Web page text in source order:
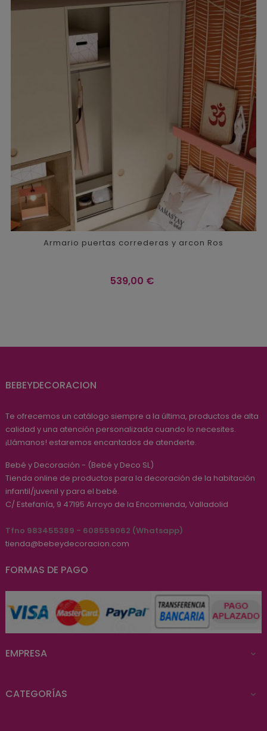
Armario puertas correderas y arcon Ros
Precio
539,00 €
BEBEYDECORACION
Te ofrecemos un catálogo siempre a la última, productos de alta
calidad y una atención personalizada cuando lo necesites.
¡Llámanos! estaremos encantados de atenderte.
Bebé y Decoración - (Bebé y Deco SL)
Tienda online de productos para la decoración de la habitación
infantil/juvenil y para el bebé.
C/ Estefanía, 9 47195 Arroyo de la Encomienda, Valladolid
Tfno 983455389 - 608559062 (Whatsapp)
tienda@bebeydecoracion.com
FORMAS DE PAGO
EMPRESA 
CATEGORÍAS 